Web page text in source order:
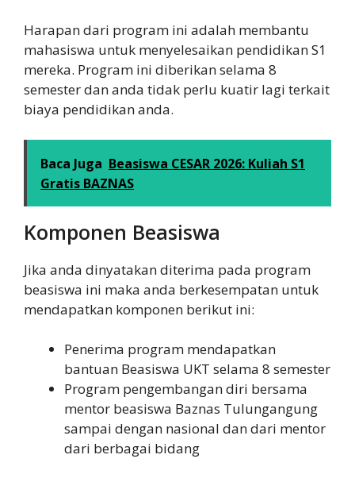
Harapan dari program ini adalah membantu
mahasiswa untuk menyelesaikan pendidikan S1
mereka. Program ini diberikan selama 8
semester dan anda tidak perlu kuatir lagi terkait
biaya pendidikan anda.
Baca Juga Beasiswa CESAR 2026: Kuliah S1
Gratis BAZNAS
Komponen Beasiswa
Jika anda dinyatakan diterima pada program
beasiswa ini maka anda berkesempatan untuk
mendapatkan komponen berikut ini:
Penerima program mendapatkan
bantuan Beasiswa UKT selama 8 semester
Program pengembangan diri bersama
mentor beasiswa Baznas Tulungangung
sampai dengan nasional dan dari mentor
dari berbagai bidang